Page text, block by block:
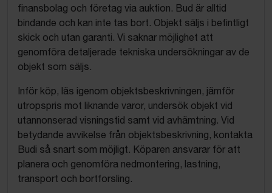
finansbolag och företag via auktion. Bud är alltid
bindande och kan inte tas bort. Objekt säljs i befintligt
skick och utan garanti. Vi saknar möjlighet att
genomföra detaljerade tekniska undersökningar av de
objekt som säljs.
Inför köp, läs igenom objektsbeskrivningen, jämför
utropspris mot liknande varor, undersök objekt vid
utannonserad visningstid samt vid avhämtning. Vid
betydande avvikelse från objektsbeskrivning, kontakta
Budi så snart som möjligt. Köparen ansvarar för att
planera och genomföra nedmontering, lastning,
transport och bortforsling.